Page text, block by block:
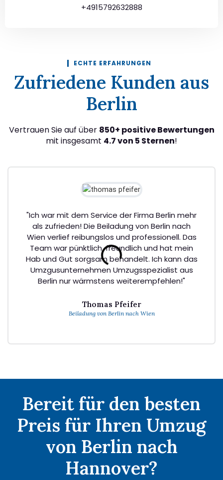
+4915792632888
ECHTE ERFAHRUNGEN
Zufriedene Kunden aus
Berlin
Vertrauen Sie auf über 850+ positive Bewertungen
mit insgesamt 4.7 von 5 Sternen!
"Ich war mit dem Service der Firma Berlin mehr
als zufrieden! Die Beiladung von Berlin nach
Wien verlief reibungslos und professionell. Das
Team war pünktlich, freundlich und hat mein
Hab und Gut sorgsam behandelt. Ich kann das
Umzgusunternehmen Umzugsspezialist aus
Berlin nur wärmstens weiterempfehlen!"
Thomas Pfeifer
Beiladung von Berlin nach Wien
Bereit für den besten
Preis für Ihren Umzug
von Berlin nach
Hannover?